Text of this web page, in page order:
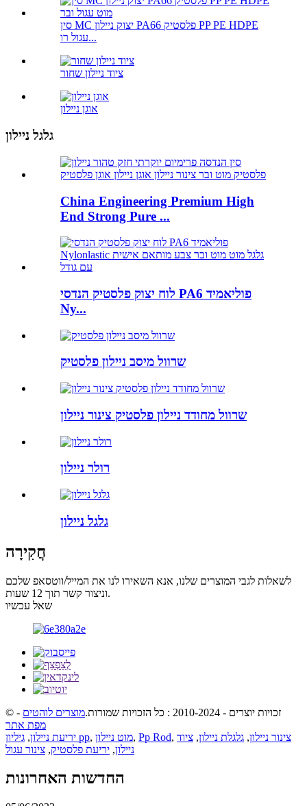
סין MC יצוק ניילון PA66 פלסטיק PP PE HDPE
עגול רו...
ציוד ניילון שחור
אוגן ניילון
גלגל ניילון
China Engineering Premium High
End Strong Pure ...
לוח יצוק פלסטיק הנדסי PA6 פוליאמיד
Ny...
שרוול מיסב ניילון פלסטיק
שרוול מחודד ניילון פלסטיק צינור ניילון
רולר ניילון
גלגל ניילון
חֲקִירָה
לשאלות לגבי המוצרים שלנו, אנא השאירו לנו את המייל/ווטסאפ שלכם
וניצור קשר תוך 12 שעות.
שאל עכשיו
© זכויות יוצרים - 2010-2024 : כל הזכויות שמורות. מוצרים לוהטים -
מפת אתר
יריעת ניילון, גיליון pp, מוט ניילון, Pp Rod, צינור ניילון, גלגלת ניילון, ציוד
ניילון, יריעת פלסטיק, צינור עגול
החדשות האחרונות